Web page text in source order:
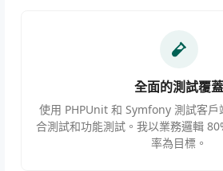
全面的測試覆蓋
使用 PHPUnit 和 Symfony 測試客戶
合測試和功能測試。我以業務邏輯
率為目標。